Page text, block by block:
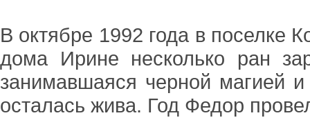
В октябре 1992 года в поселке
дома Ирине несколько ран
занимавшаяся черной магией
осталась жива. Год Федор